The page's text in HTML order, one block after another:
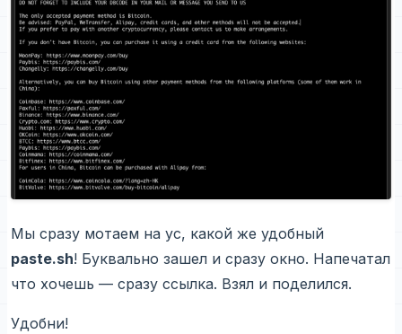
Мы сразу мотаем на ус, какой же удобный
paste.sh! Буквально зашел и сразу окно. Напечатал
что хочешь — сразу ссылка. Взял и поделился.
Удобни!